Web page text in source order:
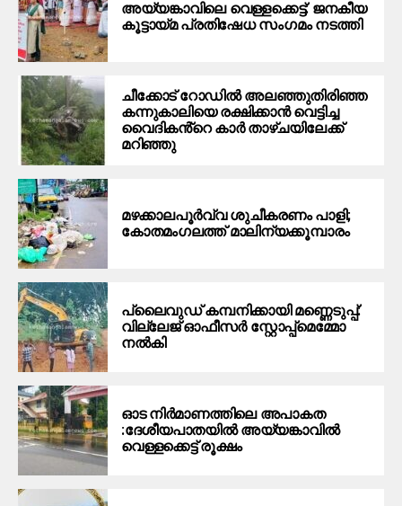
അയ്യങ്കാവിലെ വെള്ളക്കെട്ട്: ജനകീയ
കൂട്ടായ്മ പ്രതിഷേധ സംഗമം നടത്തി
ചീക്കോട് റോഡിൽ അലഞ്ഞുതിരിഞ്ഞ
കന്നുകാലിയെ രക്ഷിക്കാൻ വെട്ടിച്ച
വൈദികൻ്റെ കാർ താഴ്ചയിലേക്ക്
മറിഞ്ഞു
മഴക്കാലപൂർവ്വ ശുചീകരണം പാളി;
കോതമംഗലത്ത് മാലിന്യക്കൂമ്പാരം
പ്ലൈവുഡ് കമ്പനിക്കായി മണ്ണെടുപ്പ്:
വില്ലേജ് ഓഫീസർ സ്റ്റോപ്പ്മെമ്മോ
നൽകി
ഓട നിർമാണത്തിലെ അപാകത
:ദേശീയപാതയിൽ അയ്യങ്കാവിൽ
വെള്ളക്കെട്ട് രൂക്ഷം